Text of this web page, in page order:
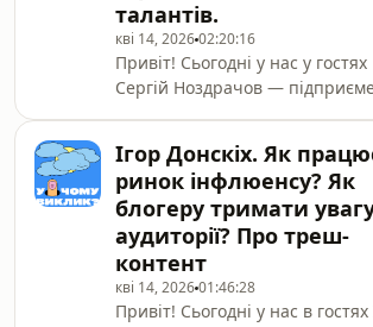
здоров’я, довіру та її перший
сольний виступ.Вийшла щира і
глибока розмова. Приємного
перегляду, любі глядачі 💛🎁
Збираємо гроші на ЗСУР
талантів.
кві 14, 202602:20:16
Привіт! Сьогодні у нас у гостях
Сергій Ноздрачов —
те, як будувати персональну
стратегію, про важливість
виявлення талантів,
Gallup та власний
стартує курс «ХИСТ», де Сергій
розповість, як розкрити свої
таланти. Ми всі йдемо — і вам
Ігор Донскіх. Як
ринок інфлюенсу? Як
блогеру тримати
аудиторії? Про треш-
контент
кві 14, 202601:46:28
Привіт! Сьогодні у нас в гостях